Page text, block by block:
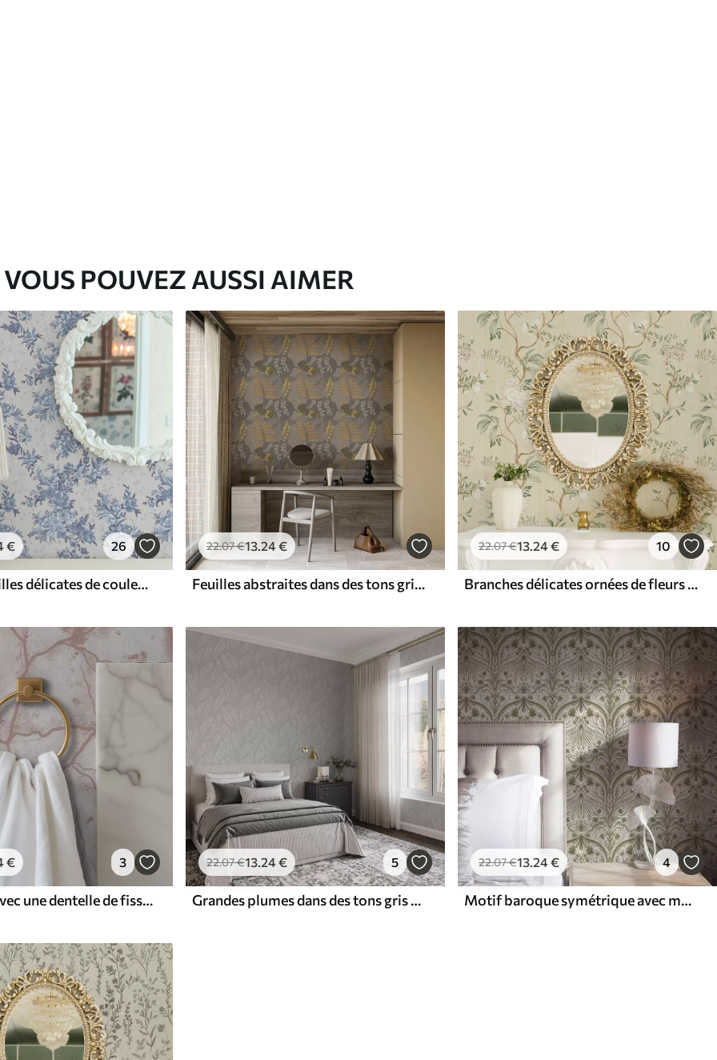
VOUS POUVEZ AUSSI AIMER
€ 26
Fleurs et feuilles délicates de couleur bleue sur fond clair
22.07€13.24€
Feuilles abstraites dans des tons gris et jaunes
22.07€13.24€ 10
Branches délicates ornées de fleurs sur fond crème chaud
€ 3
Béton clair avec une dentelle de fissures et de taches roses
22.07€13.24€ 5
Grandes plumes dans des tons gris doux
22.07€13.24€ 4
Motif baroque symétrique avec motifs floraux